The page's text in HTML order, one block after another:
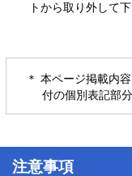
トから取り外して下
＊ 本ページ掲載内
付の個別表記部分
注意事項